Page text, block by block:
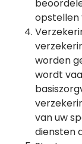
opstellen
worden
wordt
van uw
diensten